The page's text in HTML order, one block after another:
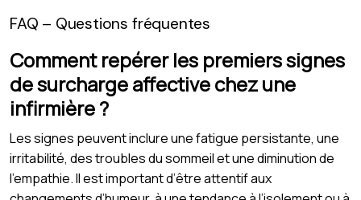
FAQ – Questions fréquentes
Comment repérer les premiers signes
de surcharge affective chez une
infirmière ?
Les signes peuvent inclure une fatigue persistante, une
irritabilité, des troubles du sommeil et une diminution de
l’empathie. Il est important d’être attentif aux